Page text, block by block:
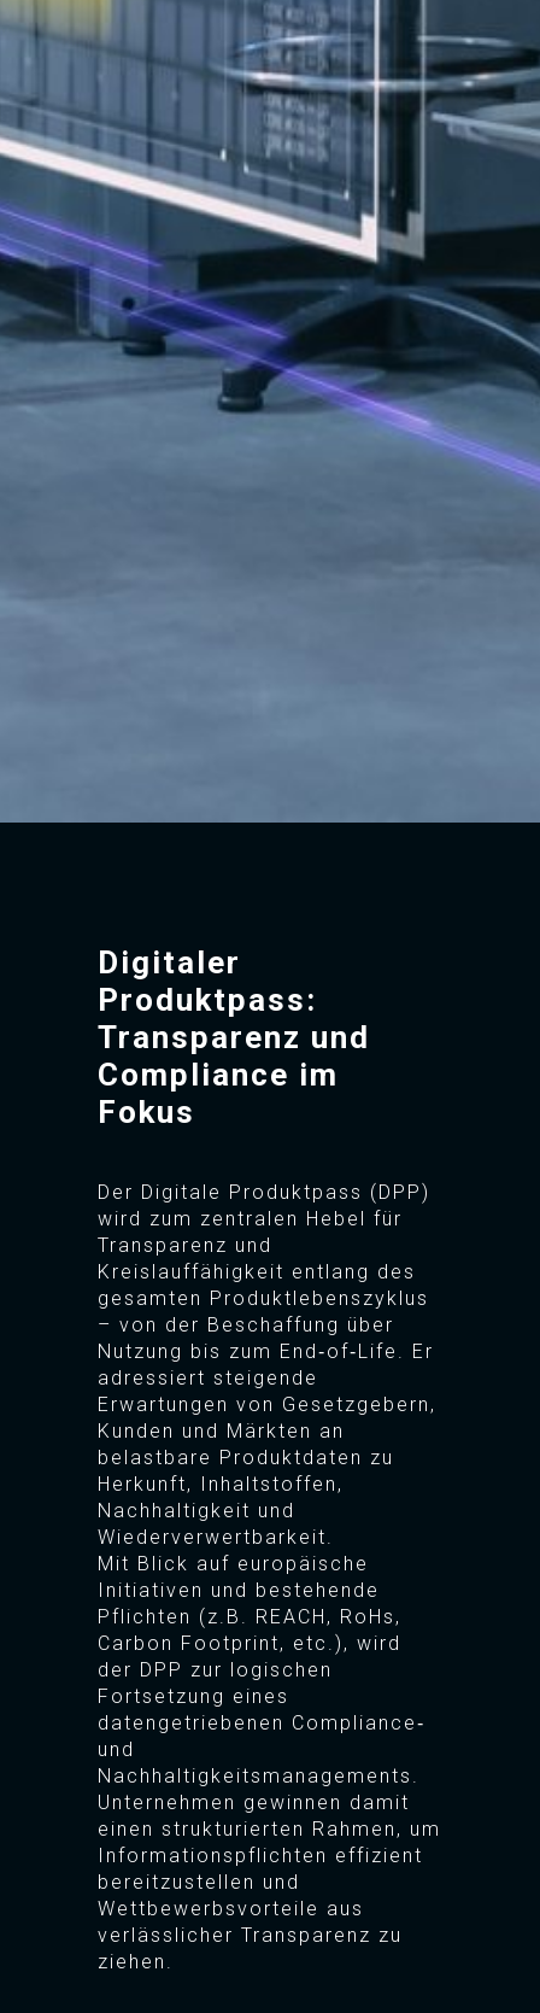
Digitaler
Produktpass:
Transparenz und
Compliance im
Fokus
Der Digitale Produktpass (DPP)
wird zum zentralen Hebel für
Transparenz und
Kreislauffähigkeit entlang des
gesamten Produktlebenszyklus
– von der Beschaffung über
Nutzung bis zum End‑of‑Life. Er
adressiert steigende
Erwartungen von Gesetzgebern,
Kunden und Märkten an
belastbare Produktdaten zu
Herkunft, Inhaltstoffen,
Nachhaltigkeit und
Wiederverwertbarkeit.
Mit Blick auf europäische
Initiativen und bestehende
Pflichten (z.B. REACH, RoHs,
Carbon Footprint, etc.), wird
der DPP zur logischen
Fortsetzung eines
datengetriebenen Compliance‑
und
Nachhaltigkeitsmanagements.
Unternehmen gewinnen damit
einen strukturierten Rahmen, um
Informationspflichten effizient
bereitzustellen und
Wettbewerbsvorteile aus
verlässlicher Transparenz zu
ziehen.